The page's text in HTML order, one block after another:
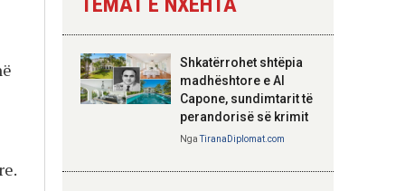
Hoxha takim me
zyrtarë të lartë të
DASH: Angazhim i
përbashkët për
strategjik
Shkatërrohet shtëpia
madhështore e Al
Capone, sundimtarit të
perandorisë së krimit
NgaTiranaDiplomat.com